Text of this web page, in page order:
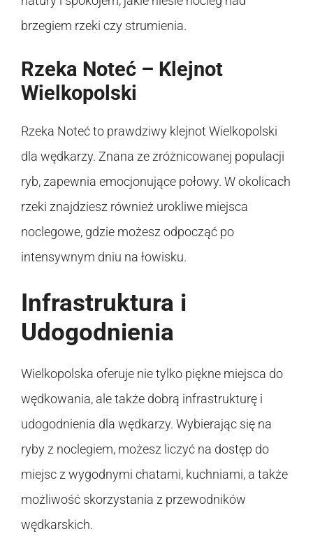
brzegiem rzeki czy strumienia.
Rzeka Noteć – Klejnot
Wielkopolski
Rzeka Noteć to prawdziwy klejnot Wielkopolski
dla wędkarzy. Znana ze zróżnicowanej populacji
ryb, zapewnia emocjonujące połowy. W okolicach
rzeki znajdziesz również urokliwe miejsca
noclegowe, gdzie możesz odpocząć po
intensywnym dniu na łowisku.
Infrastruktura i
Udogodnienia
Wielkopolska oferuje nie tylko piękne miejsca do
wędkowania, ale także dobrą infrastrukturę i
udogodnienia dla wędkarzy. Wybierając się na
ryby z noclegiem, możesz liczyć na dostęp do
miejsc z wygodnymi chatami, kuchniami, a także
możliwość skorzystania z przewodników
wędkarskich.